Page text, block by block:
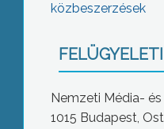
közbeszerzések
Nemzeti Média-
1015 Budapest,